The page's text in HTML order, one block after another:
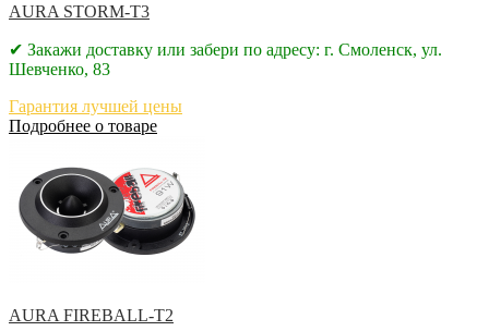
AURA STORM-T3
✔ Закажи доставку или забери по адресу: г. Смоленск, ул.
Шевченко, 83
Гарантия лучшей цены
Подробнее о товаре
AURA FIREBALL-T2